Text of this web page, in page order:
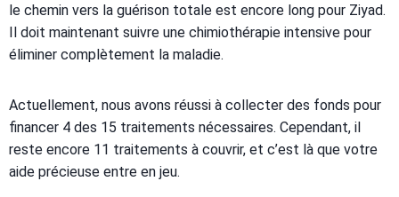
le chemin vers la guérison totale est encore long pour Ziyad.
Il doit maintenant suivre une chimiothérapie intensive pour
éliminer complètement la maladie.
Actuellement, nous avons réussi à collecter des fonds pour
financer 4 des 15 traitements nécessaires. Cependant, il
reste encore 11 traitements à couvrir, et c’est là que votre
aide précieuse entre en jeu.